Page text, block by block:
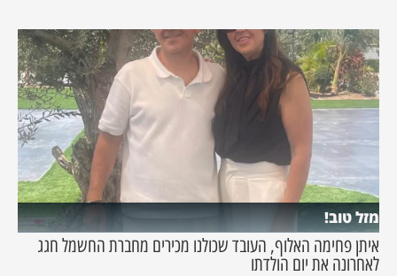
מזל טוב!
איתן פחימה האלוף, העובד שכולנו מכירים מחברת החשמל חגג
לאחרונה את יום הולדתו